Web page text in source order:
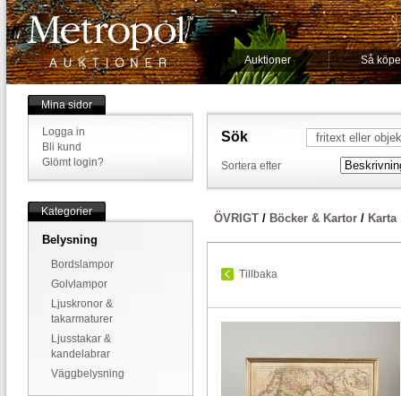
Auktioner Så
Mina sidor
Logga in
Bli kund
Glömt login?
Kategorier
Belysning
Bordslampor
Golvlampor
Ljuskronor &
takarmaturer
Ljusstakar &
kandelabrar
Väggbelysning
Sök
Sortera efter
ÖVRIGT / Böcker & Kartor / Karta
Tillbaka